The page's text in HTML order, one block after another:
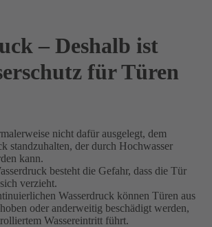
– Deshalb ist
für Türen
nicht dafür ausgelegt, dem
standzuhalten, der durch Hochwasser
kann.
besteht die Gefahr, dass die Tür
verzieht.
Wasserdruck können Türen aus
oder anderweitig beschädigt werden,
Wassereintritt führt.